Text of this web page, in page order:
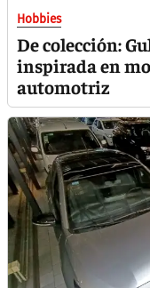
Hobbies
De colección:
inspirada en
automotriz